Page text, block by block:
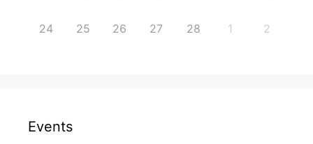
24 25 26 27 28 1 2
Events